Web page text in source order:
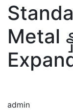
Metal
admin